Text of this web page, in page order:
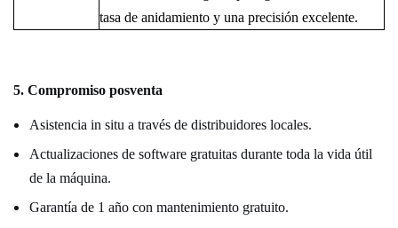
tasa de anidamiento y una precisión excelente.
5. Compromiso posventa
Asistencia in situ a través de distribuidores locales.
Actualizaciones de software gratuitas durante toda la vida útil
de la máquina.
Garantía de 1 año con mantenimiento gratuito.